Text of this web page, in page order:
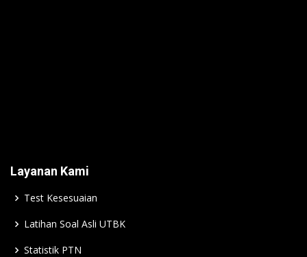
Layanan Kami
Test Kesesuaian
Latihan Soal Asli UTBK
Statistik PTN